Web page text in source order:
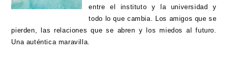
entre el instituto y la universidad y
todo lo que cambia. Los amigos que se
pierden, las relaciones que se abren y los miedos al futuro.
Una auténtica maravilla.